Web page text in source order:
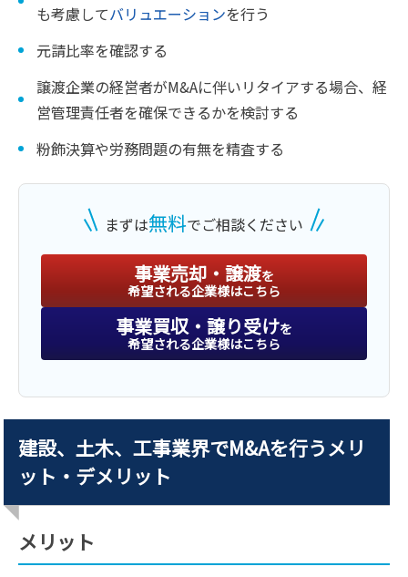
も考慮してバリュエーションを行う
元請比率を確認する
譲渡企業の経営者がM&Aに伴いリタイアする場合、経
営管理責任者を確保できるかを検討する
粉飾決算や労務問題の有無を精査する
まずは無料でご相談ください
事業売却・譲渡を
希望される企業様はこちら
事業買収・譲り受けを
希望される企業様はこちら
建設、土木、工事業界でM&Aを行うメリ
ット・デメリット
メリット